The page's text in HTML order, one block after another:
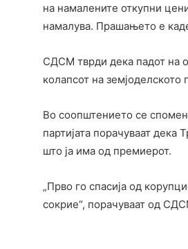
на намалените откупни
намалува. Прашањето е каде
СДСМ тврди дека падот на
колапсот на земјоделското
Во соопштението се
партијата порачуваат
што ја има од премиерот.
„Прво го спасија од
сокрие“, порачуваат од